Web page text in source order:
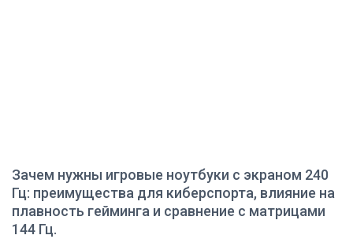
Зачем нужны игровые ноутбуки с экраном 240
Гц: преимущества для киберспорта, влияние на
плавность гейминга и сравнение с матрицами
144 Гц.